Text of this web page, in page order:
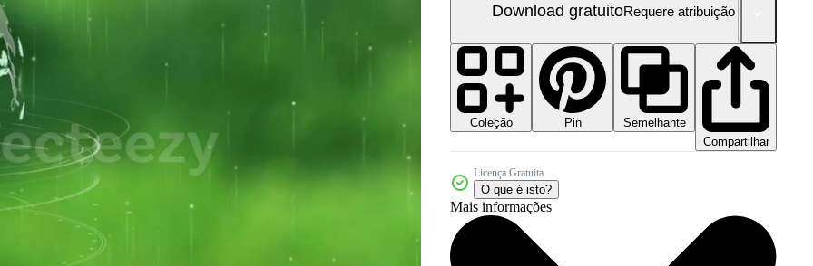
Download gratuitoRequere atribuição
Coleção Pin
Semelhante
Compartilhar
Licença Gratuita
O que é isto?
Mais informações